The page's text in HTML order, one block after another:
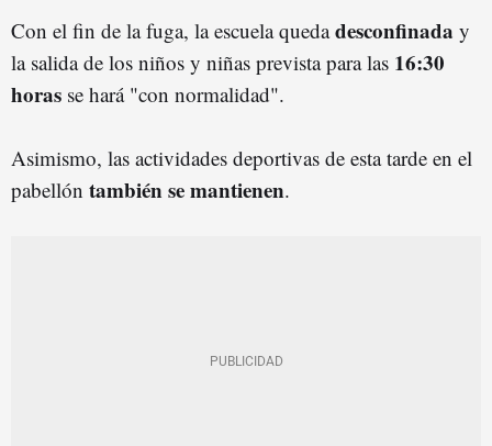
Con el fin de la fuga, la escuela quedadesconfinada y
la salida de los niños y niñas prevista para las 16:30
horas se hará "con normalidad".
Asimismo, las actividades deportivas de esta tarde en el
pabellón también se mantienen.